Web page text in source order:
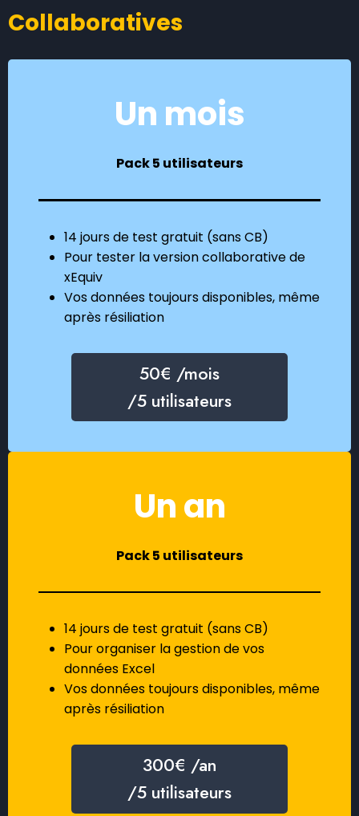
Collaboratives
Un mois
Pack5 utilisateurs
14 jours de test gratuit (sans CB)
Pour tester la version collaborative de
xEquiv
Vos données toujours disponibles, même
après résiliation
50€ /mois
/5 utilisateurs
Un an
Pack5 utilisateurs
14 jours de test gratuit (sans CB)
Pour organiser la gestion de vos
données Excel
Vos données toujours disponibles, même
après résiliation
300€ /an
/5 utilisateurs